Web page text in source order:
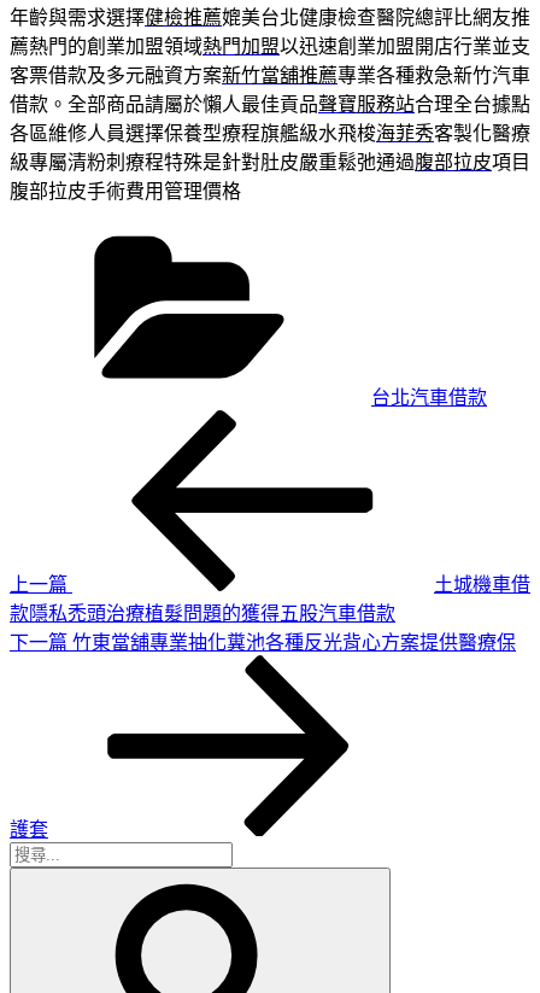
年齡與需求選擇健檢推薦媲美台北健康檢查醫院總評比網友推
薦熱門的創業加盟領域熱門加盟以迅速創業加盟開店行業並支
客票借款及多元融資方案新竹當舖推薦專業各種救急新竹汽車
借款。全部商品請屬於懶人最佳貢品聲寶服務站合理全台據點
各區維修人員選擇保養型療程旗艦級水飛梭海菲秀客製化醫療
級專屬清粉刺療程特殊是針對肚皮嚴重鬆弛通過腹部拉皮項目
腹部拉皮手術費用管理價格
台北汽車借款
上一篇
土城機車借
款隱私禿頭治療植髮問題的獲得五股汽車借款
下
下一篇 竹東當舖專業抽化糞池各種反光背心方案提供醫療保
護套
搜